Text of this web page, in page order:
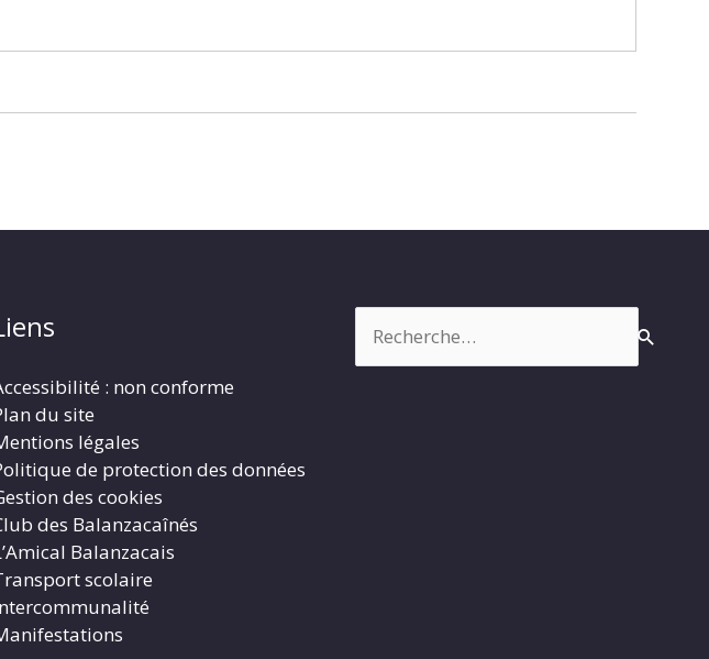
: non conforme
du site
légales
de protection des données
des cookies
des Balanzacaînés
Balanzacais
scolaire